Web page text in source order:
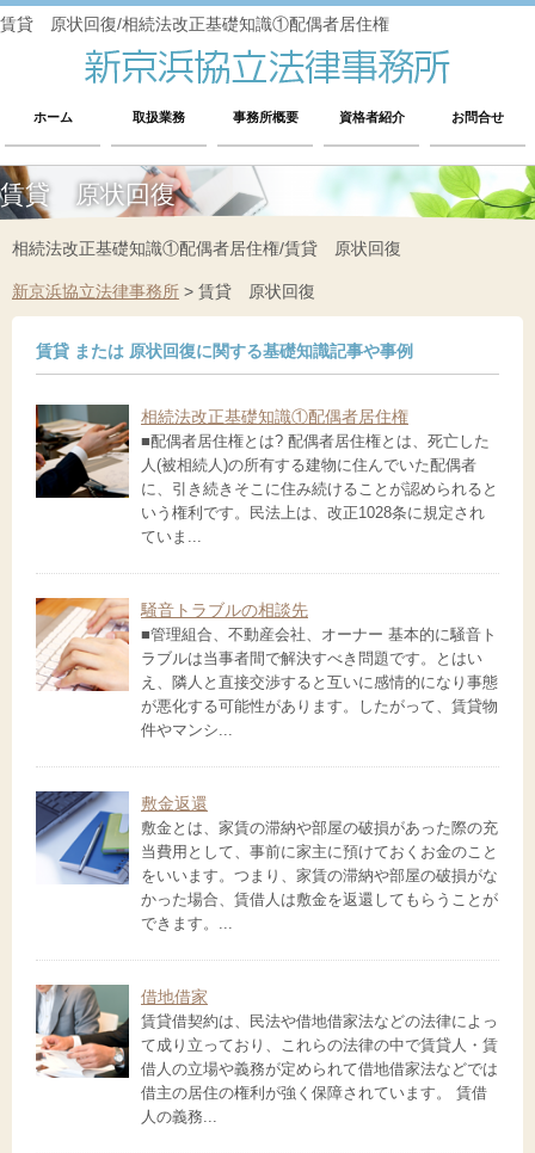
賃貸 原状回復/相続法改正基礎知識①配偶者居住権
ホーム 取扱業務 事務所概要 資格者紹介 お問合せ
賃貸 原状回復
相続法改正基礎知識①配偶者居住権/賃貸 原状回復
新京浜協立法律事務所 > 賃貸 原状回復
賃貸 または 原状回復に関する基礎知識記事や事例
相続法改正基礎知識①配偶者居住権
■配偶者居住権とは? 配偶者居住権とは、死亡した
人(被相続人)の所有する建物に住んでいた配偶者
に、引き続きそこに住み続けることが認められると
いう権利です。民法上は、改正1028条に規定され
ていま...
騒音トラブルの相談先
■管理組合、不動産会社、オーナー 基本的に騒音ト
ラブルは当事者間で解決すべき問題です。とはい
え、隣人と直接交渉すると互いに感情的になり事態
が悪化する可能性があります。したがって、賃貸物
件やマンシ...
敷金返還
敷金とは、家賃の滞納や部屋の破損があった際の充
当費用として、事前に家主に預けておくお金のこと
をいいます。つまり、家賃の滞納や部屋の破損がな
かった場合、賃借人は敷金を返還してもらうことが
できます。...
借地借家
賃貸借契約は、民法や借地借家法などの法律によっ
て成り立っており、これらの法律の中で賃貸人・賃
借人の立場や義務が定められて借地借家法などでは
借主の居住の権利が強く保障されています。 賃借
人の義務...